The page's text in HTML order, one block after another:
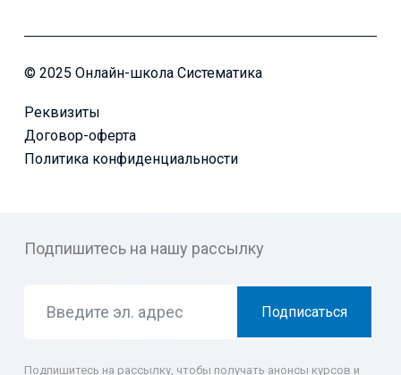
© 2025 Онлайн-школа Систематика
Реквизиты
Договор-оферта
Политика конфиденциальности
Подпишитесь на нашу рассылку
Подписаться
Подпишитесь на рассылку, чтобы получать анонсы курсов и